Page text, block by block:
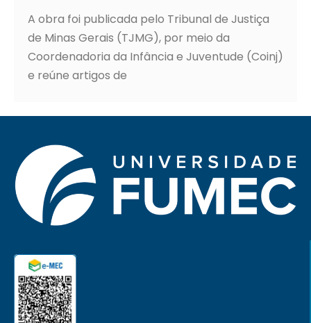
A obra foi publicada pelo Tribunal de Justiça
de Minas Gerais (TJMG), por meio da
Coordenadoria da Infância e Juventude (Coinj)
e reúne artigos de